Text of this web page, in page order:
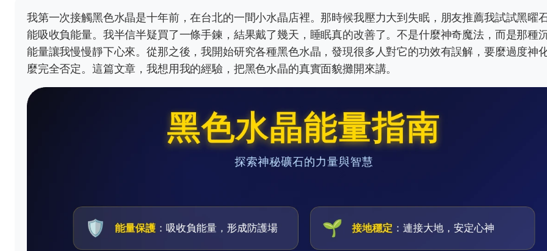
我第一次接觸黑色水晶是十年前，在台北的一間小水晶店裡。那時候我壓力大到失眠，朋友推薦我試試黑曜
能吸收負能量。我半信半疑買了一條手鍊，結果戴了幾天，睡眠真的改善了。不是什麼神奇魔法，而是那種
能量讓我慢慢靜下心來。從那之後，我開始研究各種黑色水晶，發現很多人對它的功效有誤解，要麼過度神
麼完全否定。這篇文章，我想用我的經驗，把黑色水晶的真實面貌攤開來講。